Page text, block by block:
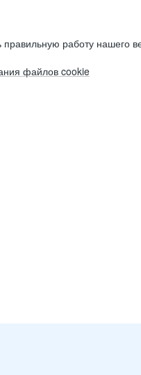
работу нашего
файлов cookie